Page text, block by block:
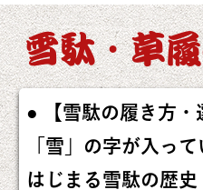
雪駄・草履
【雪駄の履き方
「雪」の字が入っ
はじまる雪駄の歴史